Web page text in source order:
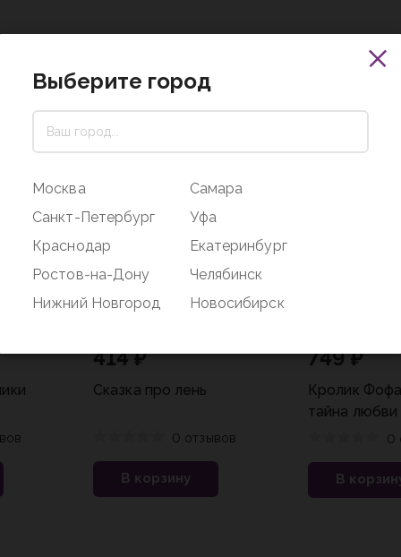
414 ₽
Сказка про лень
0 отзывов
В корзину
749 ₽
Кролик
тайна любви
0
В
Выберите город
Москва
Санкт-Петербург
Краснодар
Ростов-на-Дону
Нижний Новгород
Самара
Уфа
Екатеринбург
Челябинск
Новосибирск